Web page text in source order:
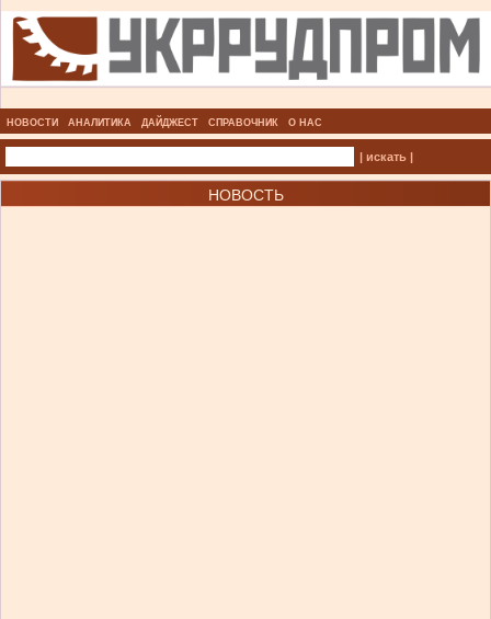
НОВОСТИ АНАЛИТИКА ДАЙДЖЕСТ СПРАВОЧНИК О НАС
| искать |
НОВОСТЬ